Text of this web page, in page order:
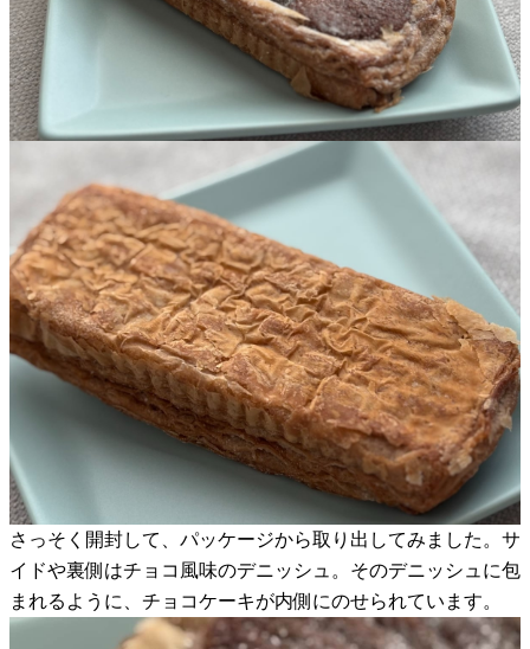
さっそく開封して、パッケージから取り出してみました。サ
イドや裏側はチョコ風味のデニッシュ。そのデニッシュに包
まれるように、チョコケーキが内側にのせられています。